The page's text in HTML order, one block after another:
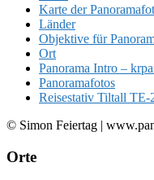
Karte der
Länder
Objektive für
Ort
Panorama Intro –
Panoramafotos
Reisestativ Tiltall TE-
© Simon Feiertag |
Orte